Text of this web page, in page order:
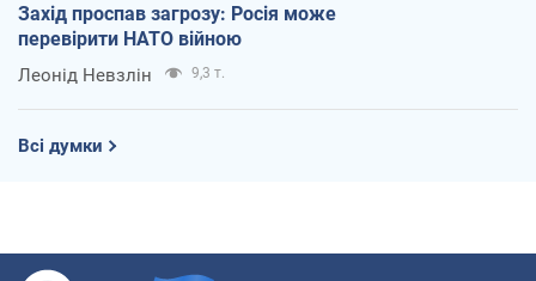
Захід проспав загрозу: Росія може
перевірити НАТО війною
Леонід Невзлін 9,3 т.
Всі думки